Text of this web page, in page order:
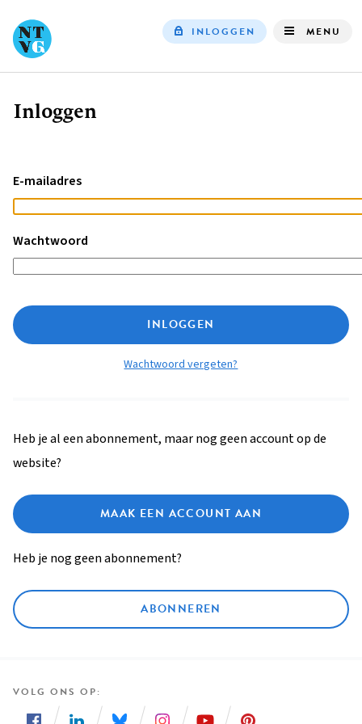
INLOGGEN MENU
Kruimelpad
Inloggen
E-mailadres
Wachtwoord
INLOGGEN
Wachtwoord vergeten?
Heb je al een abonnement, maar nog geen account op de
website?
MAAK EEN ACCOUNT AAN
Heb je nog geen abonnement?
ABONNEREN
VOLG ONS OP